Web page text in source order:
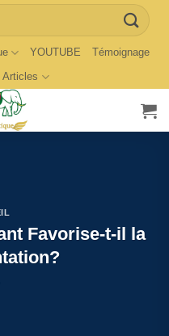
YOUTUBE
Témoignage
Articles
Favorise-t-il la